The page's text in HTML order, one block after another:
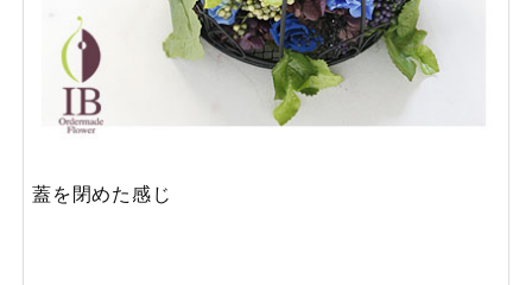
蓋を閉めた感じ